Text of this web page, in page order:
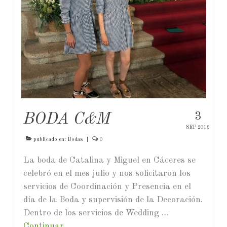
Contacta
3
SEP 2019
BODA C&M
publicado en: Bodas 0
La boda de Catalina y Miguel en Cáceres se
celebró en el mes julio y nos solicitaron los
servicios de Coordinación y Presencia en el
día de la Boda y supervisión de la Decoración.
Dentro de los servicios de Wedding …